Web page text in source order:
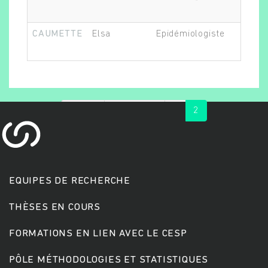
CAUMETTE Elsa Epidémiologiste
2
EQUIPES DE RECHERCHE
THÈSES EN COURS
FORMATIONS EN LIEN AVEC LE CESP
PÔLE MÉTHODOLOGIES ET STATISTIQUES